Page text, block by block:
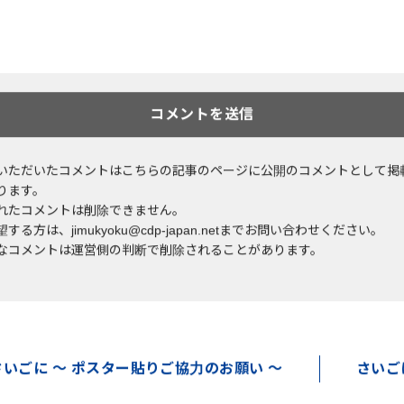
だいたコメントはこちらの記事のページに公開のコメントとして掲
ます。
コメントは削除できません。
する方は、jimukyoku@cdp-japan.netまでお問い合わせください。
メントは運営側の判断で削除されることがあります。
いごに ～ ポスター貼りご協力のお願い ～ さいご